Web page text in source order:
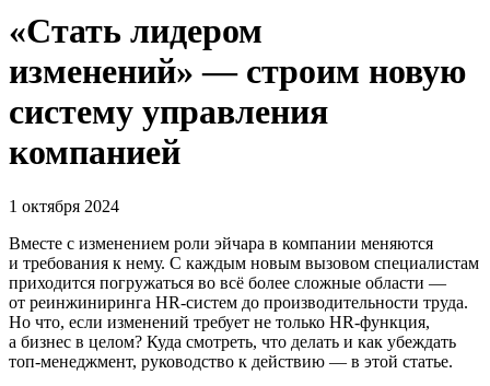
«Стать лидером
изменений» — строим новую
систему управления
компанией
1 октября 2024
Вместе с изменением роли эйчара в компании меняются
и требования к нему. С каждым новым вызовом специалистам
приходится погружаться во всё более сложные области —
от реинжиниринга HR-систем до производительности труда.
Но что, если изменений требует не только HR-функция,
а бизнес в целом? Куда смотреть, что делать и как убеждать
топ-менеджмент, руководство к действию — в этой статье.